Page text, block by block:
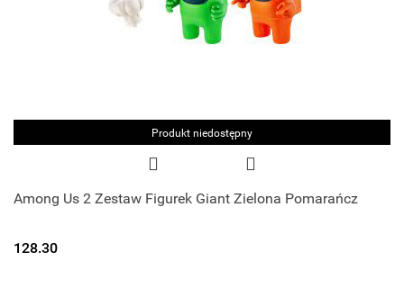
Produkt niedostępny
Among Us 2 Zestaw Figurek Giant Zielona Pomarańcz
128.30